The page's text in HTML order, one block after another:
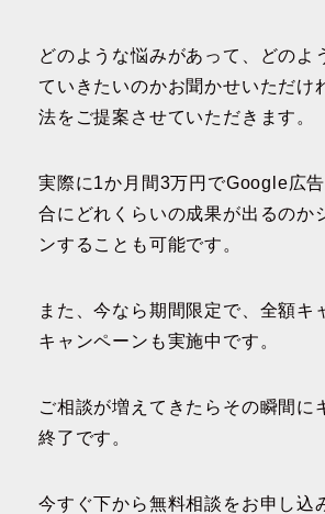
どのような悩みがあって、どのよ
ていきたいのかお聞かせいただけ
法をご提案させていただきます。
実際に1か月間3万円でGoogle広
合にどれくらいの成果が出るのか
ンすることも可能です。
また、今なら期間限定で、全額キ
キャンペーンも実施中です。
ご相談が増えてきたらその瞬間に
終了です。
今すぐ下から無料相談をお申し込